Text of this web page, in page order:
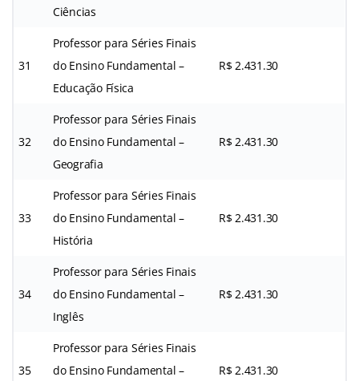
Ciências
31
Professor para Séries Finais
do Ensino Fundamental –
Educação Física
R$ 2.431.30
32
Professor para Séries Finais
do Ensino Fundamental –
Geografia
R$ 2.431.30
33
Professor para Séries Finais
do Ensino Fundamental –
História
R$ 2.431.30
34
Professor para Séries Finais
do Ensino Fundamental –
Inglês
R$ 2.431.30
35
Professor para Séries Finais
do Ensino Fundamental –
R$ 2.431.30